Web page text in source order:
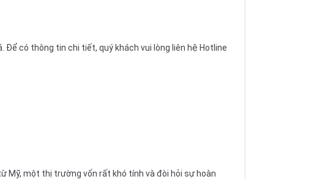
Để có thông tin chi tiết, quý khách vui lòng liên hệ Hotline
Mỹ, một thị trường vốn rất khó tính và đòi hỏi sự hoàn